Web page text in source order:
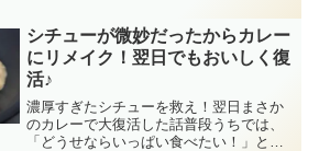
シチューが微妙だったからカレー
にリメイク！翌日でもおいしく復
活♪
濃厚すぎたシチューを救え！翌日まさか
のカレーで大復活した話普段うちでは、
「どうせならいっぱい食べたい！」とい